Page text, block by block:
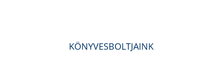
KÖNYVESBOLTJAINK